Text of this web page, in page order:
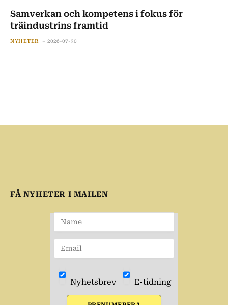
Samverkan och kompetens i fokus för
träindustrins framtid
NYHETER 2026-07-30
FÅ NYHETER I MAILEN
Nyhetsbrev E-tidning